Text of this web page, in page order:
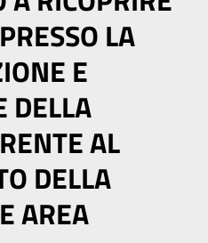
LA
E
DELLA
AL
DELLA
AREA